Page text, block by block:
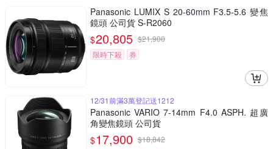
Panasonic LUMIX S 20-60mm F3.5-5.6 變焦
鏡頭 公司貨 S-R2060
$20,805 $21,900
限時下殺
券
12/31前滿3萬登記送1212
Panasonic VARIO 7-14mm F4.0 ASPH. 超廣
角變焦鏡頭 公司貨
$17,900 $18,842